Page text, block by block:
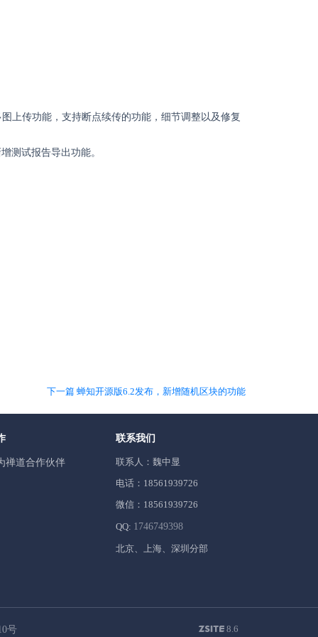
上传功能，支持断点续传的功能，细节调整以及修复
测试报告导出功能。
下一篇 蝉知开源版6.2发布，新增随机区块的功能
禅道合作伙伴
联系我们
联系人：魏中显
电话：18561939726
微信：18561939726
QQ: 1746749398
北京、上海、深圳分部
号 8.6